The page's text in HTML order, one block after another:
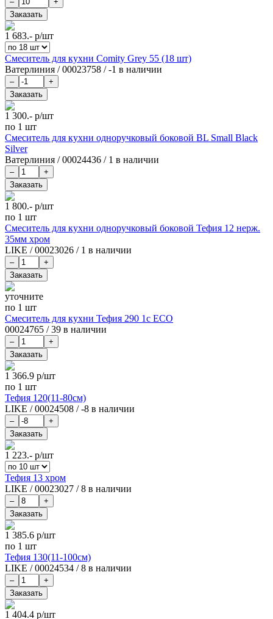
1 683.- р/шт
Смеситель для кухни Comity Grey 55 (18 шт)
Ватерлиния /00023758 /-1 в наличии
1 300.- р/шт
по 1 шт
Смеситель для кухни одноручковый боковой BL Small Black
Silver
Ватерлиния /00024436 / 1 в наличии
1 800.- р/шт
по 1 шт
Смеситель для кухни одноручковый боковой Тефия 12 нерж.
35мм хром
LIKE /00023026 / 1 в наличии
уточните
по 1 шт
Смеситель для кухни Тефия 290 1с ECO
00024765 /39 в наличии
1 366.9 р/шт
по 1 шт
Тефия 120(11-80см)
LIKE /00024508 /-8 в наличии
1 223.- р/шт
Тефия 13 хром
LIKE /00023027 /8 в наличии
1 385.6 р/шт
по 1 шт
Тефия 130(11-100см)
LIKE /00024534 /8 в наличии
1 404.4 р/шт